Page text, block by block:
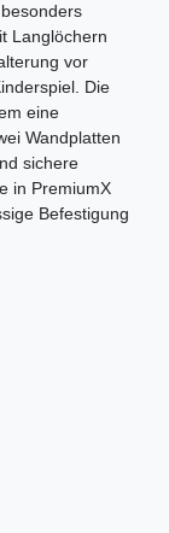
Langlöchern
vor
Die
eine
Wandplatten
sichere
in PremiumX
Befestigung